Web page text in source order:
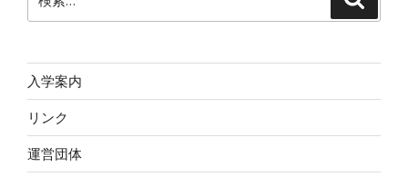
索:
入学案内
リンク
運営団体